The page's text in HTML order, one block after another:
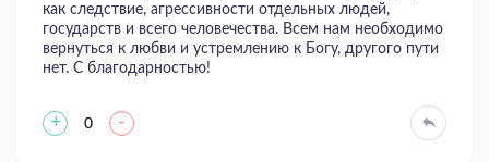
как следствие, агрессивности отдельных людей,
государств и всего человечества. Всем нам необходимо
вернуться к любви и устремлению к Богу, другого пути
нет. С благодарностью!
+ 0 -